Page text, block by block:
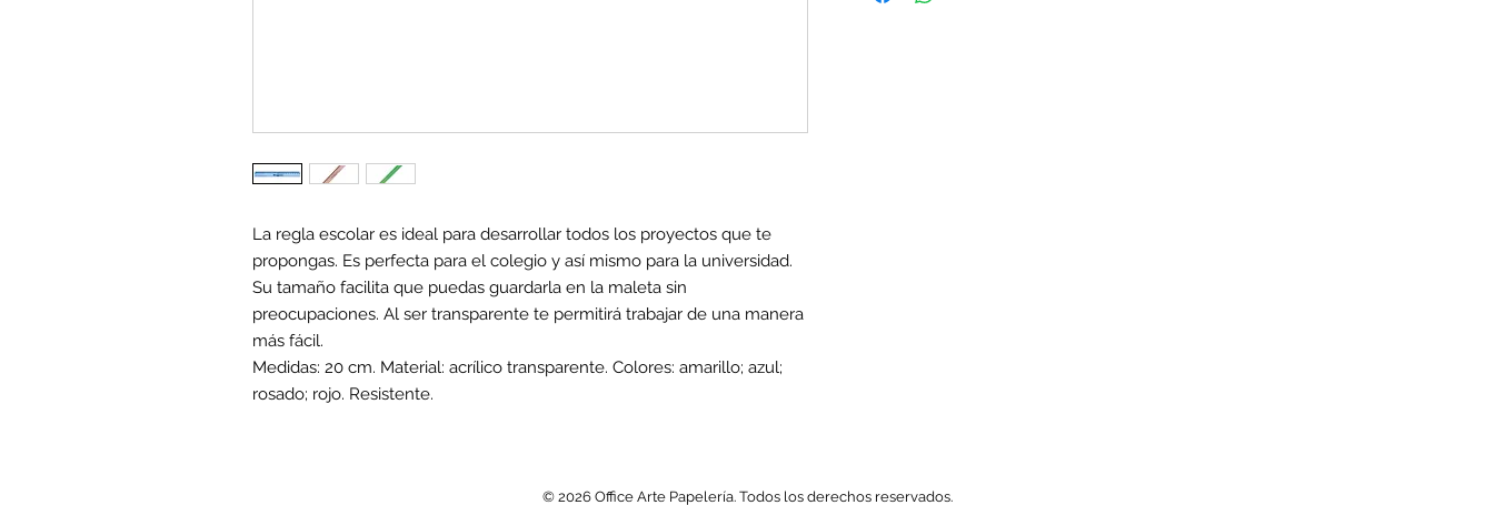
La regla escolar es ideal para desarrollar todos los proyectos que te
propongas. Es perfecta para el colegio y así mismo para la universidad.
Su tamaño facilita que puedas guardarla en la maleta sin
preocupaciones. Al ser transparente te permitirá trabajar de una manera
más fácil.
Medidas: 20 cm. Material: acrílico transparente. Colores: amarillo; azul;
rosado; rojo. Resistente.
© 2026 Office Arte Papelería. Todos los derechos reservados.